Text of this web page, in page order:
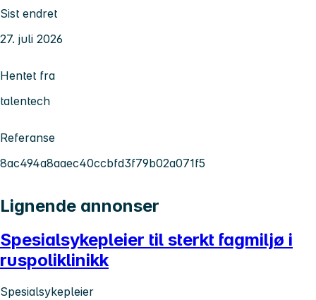
Sist endret
27. juli 2026
Hentet fra
talentech
Referanse
8ac494a8aaec40ccbfd3f79b02a071f5
Lignende annonser
Spesialsykepleier til sterkt fagmiljø i
ruspoliklinikk
Spesialsykepleier